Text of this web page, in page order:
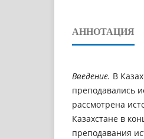
АННОТАЦИЯ
Введение. В
преподавались
рассмотрена
Казахстане в
преподавания